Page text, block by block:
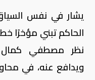
يشار في نفس
الحاكم تبني مؤخرًا
نظر مصطفي كمال
ويدافع عنه، في